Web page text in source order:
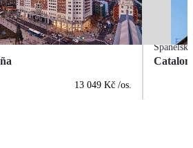
13 049 Kč /os.
Španělsko